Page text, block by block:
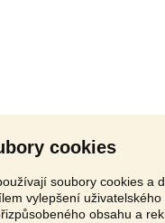
cookies
soubory cookies a
vylepšení uživatelského
obsahu a